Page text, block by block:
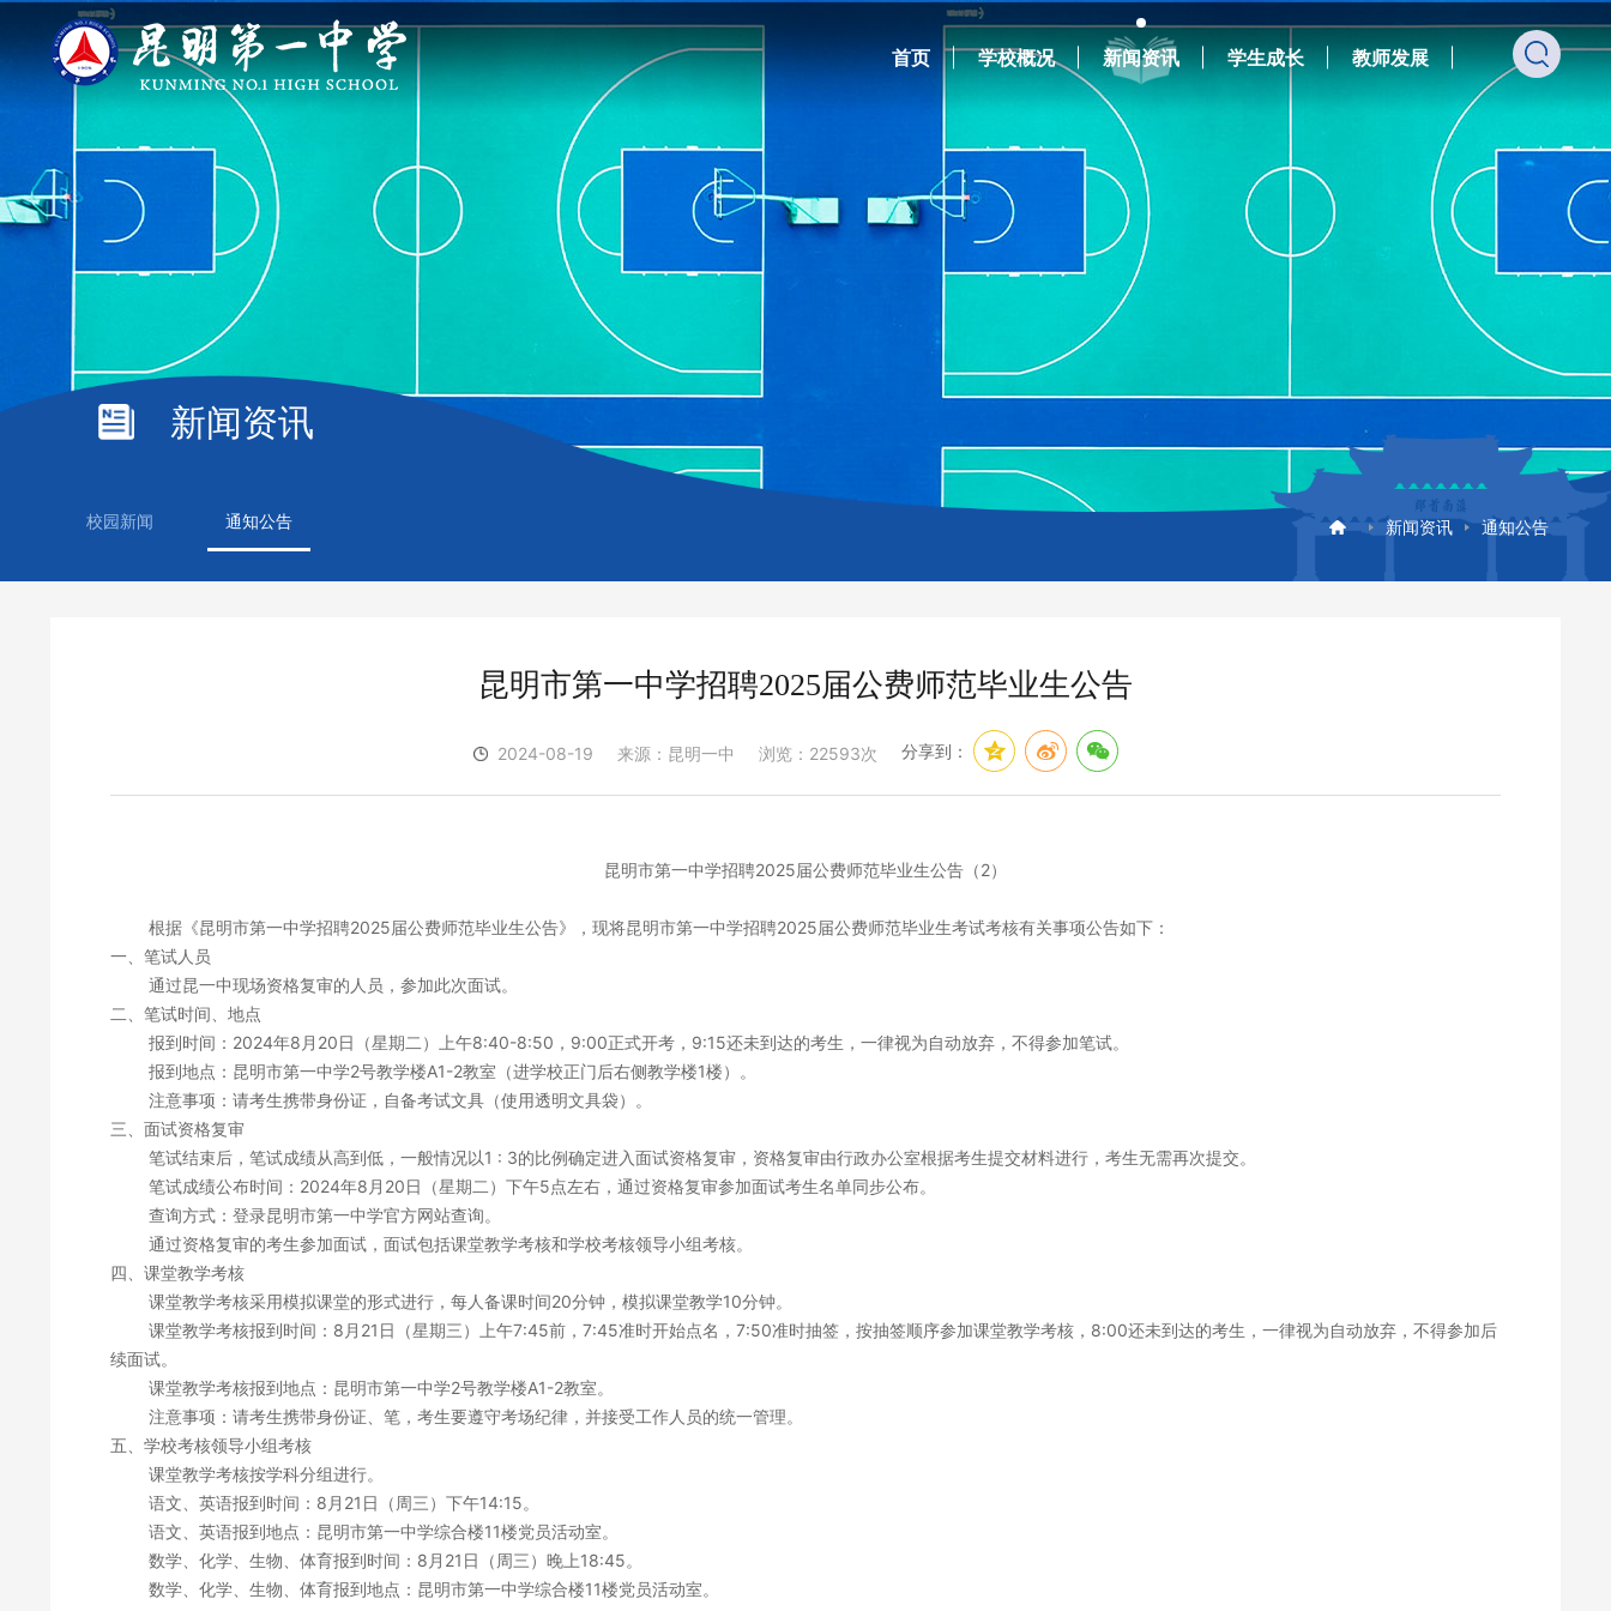
首页 学校概况 新闻资讯 学生成长 教师发展
新闻资讯
校园新闻 通知公告 新闻资讯 通知公告
昆明市第一中学招聘2025届公费师范毕业生公告
2024-08-19 来源：昆明一中 浏览：22593次 分享到：
昆明市第一中学招聘2025届公费师范毕业生公告 （2）
根据《昆明市第一中学招聘2025届公费师范毕业生公告》，现将昆明市第一中学招聘2025届公费师范毕业生考试考核有关事项公告如下：
一、 笔试人员
通过昆一中现场资格复审的人员，参加此次面试。
二、 笔试时间、 地点
报到时间：2024年8 月 20日 （星期二） 上午8:40-8:50 ， 9:00正式开考， 9:15还未到达的考生，一律视为自动放弃，不得参加笔试。
报到地点：昆明市第一中学2号教学楼A1-2教室（进学校正门后右侧教学楼1楼）。
注意事项： 请考生携带身份证，自备考试文具（使用透明文具袋）。
三、面试资格复审
笔试结束后，笔试成绩从高到低，一般情况以1 : 3的比例确定进入面试资格复审， 资格复审由行政办公室根据考生提交材料进行，考生无需再次提交。
笔试成绩公布时间： 2024年8 月 20日 （星期二） 下午5点左右，通过资格复审参加面试考生名单同步公布。
查询方式：登录昆明市第一中学官方网站查询。
通过资格复审的考生参加面试，面试包括课堂教学考核和学校考核领导小组考核。
四、 课堂教学考核
课堂教学考核采用模拟课堂的形式进行 ， 每人备课时间20分钟，模拟课堂教学10分钟。
课堂教学考核报到时间 ： 8 月 21 日 （星期三） 上午7:45前， 7:45准时开始点名， 7:50准时抽签，按抽签顺序参加课堂教学考核 ， 8:00还未到达的考生，一律视为自动放弃，不得参加后
续面试。
课堂教学考核报到地点： 昆明市第一中学2号教学楼A1-2教室。
注意事项： 请考生携带身份证、笔， 考生要遵守考场纪律，并接受工作人员的统一管理。
五、 学校考核领导小组考核
课堂教学考核按学科分组进行。
语文、英语报到时间 ： 8 月 21 日（周三）下午14:15。
语文、英语报到地点：昆明市第一中学综合楼11楼党员活动室。
数学、化学、生物、体育报到时间 ： 8 月 21 日（周三） 晚上18:45。
数学、化学、生物、体育报到地点：昆明市第一中学综合楼11楼党员活动室。